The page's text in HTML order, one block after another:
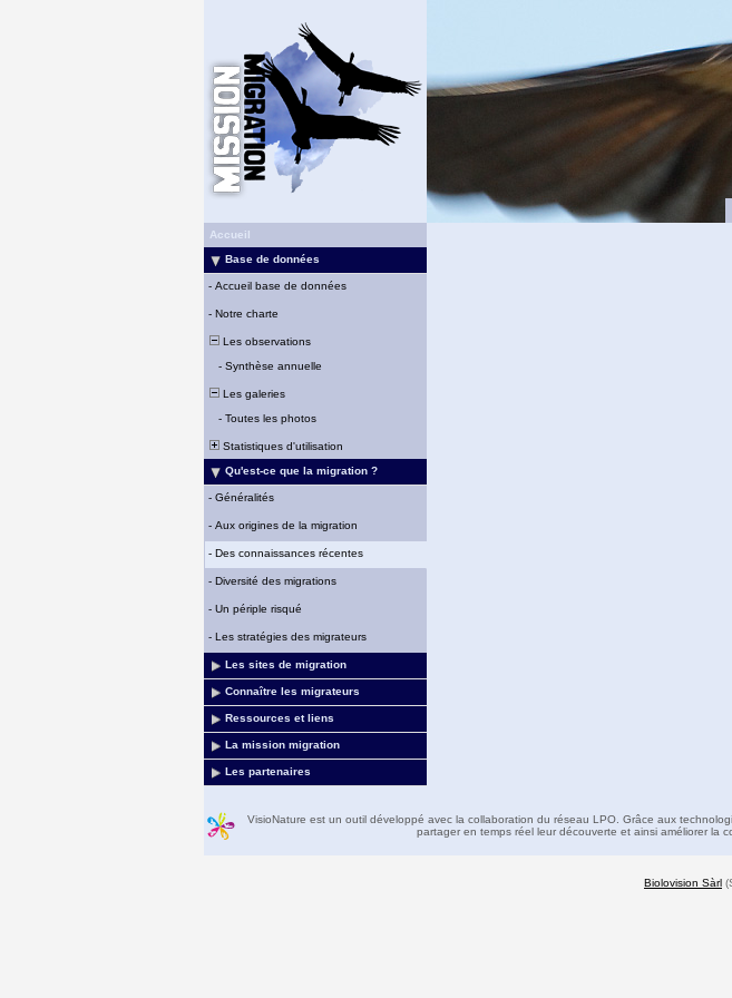
Accueil
Base de données
- Accueil base de données
- Notre charte
Les observations
- Synthèse annuelle
Les galeries
- Toutes les photos
Statistiques d'utilisation
Qu'est-ce que la migration ?
- Généralités
- Aux origines de la migration
- Des connaissances récentes
- Diversité des migrations
- Un périple risqué
- Les stratégies des migrateurs
Les sites de migration
Connaître les migrateurs
Ressources et liens
La mission migration
Les partenaires
VisioNature est un outil développé avec la collaboration du réseau LPO. Grâce aux
partager en temps réel leur découverte et ainsi améliorer la
Biolovision Sàrl